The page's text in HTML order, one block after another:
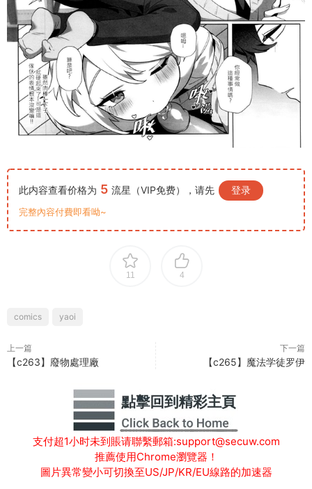
此内容查看价格为 5 流星（VIP免费），请先 登录
完整內容付費即看呦~
11 4
comics yaoi
上一篇
【c263】廢物處理廠
下一篇
【c265】魔法学徒罗伊
支付超1小时未到賬请聯繫郵箱:support@secuw.com
推薦使用Chrome瀏覽器！
圖片異常變小可切換至US/JP/KR/EU線路的加速器